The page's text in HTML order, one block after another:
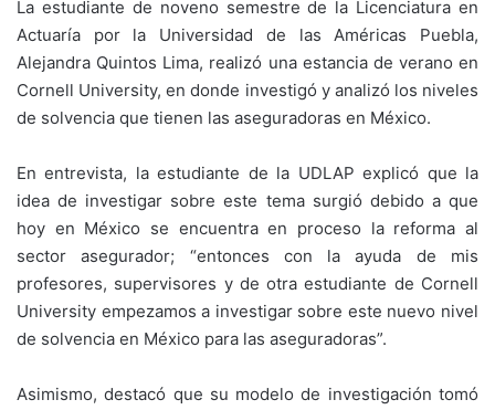
La estudiante de noveno semestre de la Licenciatura en
Actuaría por la Universidad de las Américas Puebla,
Alejandra Quintos Lima, realizó una estancia de verano en
Cornell University, en donde investigó y analizó los niveles
de solvencia que tienen las aseguradoras en México.
En entrevista, la estudiante de la UDLAP explicó que la
idea de investigar sobre este tema surgió debido a que
hoy en México se encuentra en proceso la reforma al
sector asegurador; “entonces con la ayuda de mis
profesores, supervisores y de otra estudiante de Cornell
University empezamos a investigar sobre este nuevo nivel
de solvencia en México para las aseguradoras”.
Asimismo, destacó que su modelo de investigación tomó